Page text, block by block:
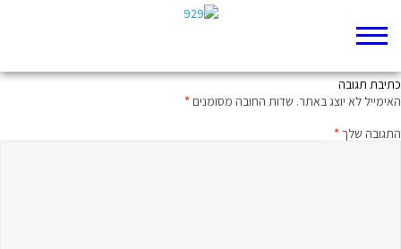
כתיבת תגובה
האימייל לא יוצג באתר. שדות החובה מסומנים*
התגובה שלך*